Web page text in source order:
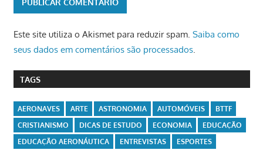
Este site utiliza o Akismet para reduzir spam. Saiba como
seus dados em comentários são processados.
TAGS
AERONAVES ARTE ASTRONOMIA AUTOMÓVEIS
BTTF
CRISTIANISMO
DICAS DE ESTUDO ECONOMIA
EDUCAÇÃO
EDUCAÇÃO AERONÁUTICA
ENTREVISTAS
ESPORTES